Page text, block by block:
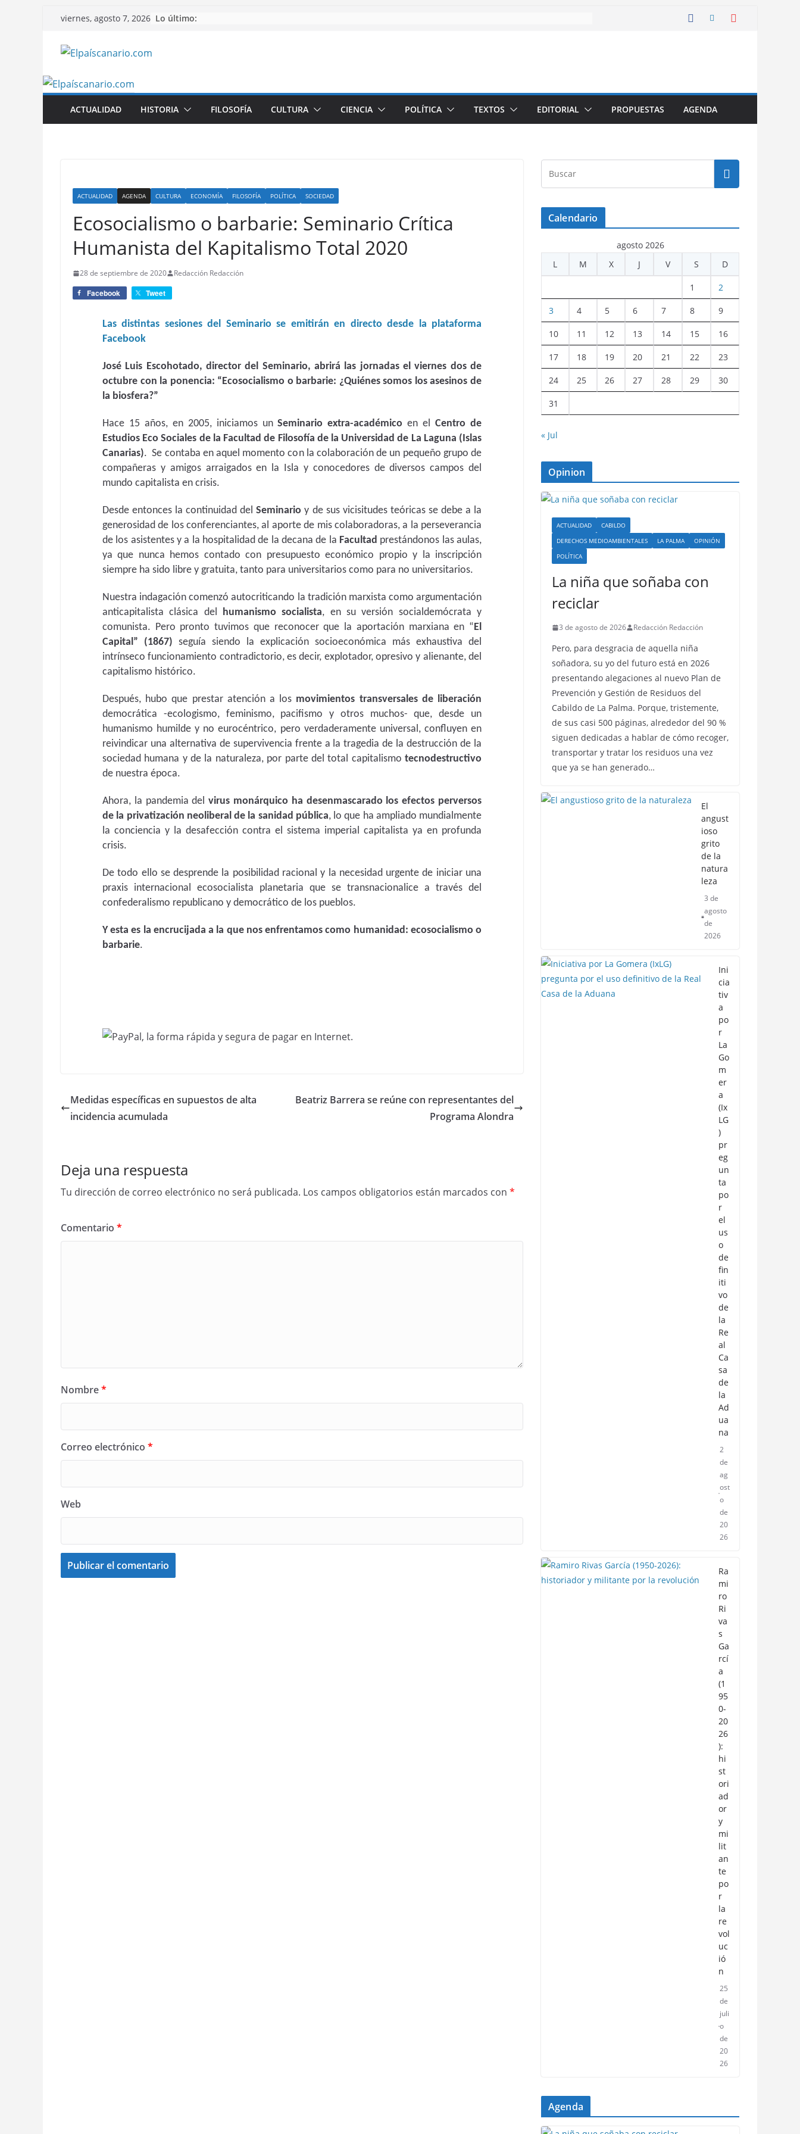
Saltar
contenido
viernes, agosto 7, 2026 Lo último:
ACTUALIDAD HISTORIA FILOSOFÍA CULTURA CIENCIA POLÍTICA TEXTOS EDITORIAL PROPUESTAS AGENDA
ACTUALIDAD AGENDA CULTURA ECONOMÍA FILOSOFÍA POLÍTICA SOCIEDAD
Ecosocialismo o barbarie: Seminario Crítica
Humanista del Kapitalismo Total 2020
28 de septiembre de 2020 Redacción Redacción
Facebook Tweet
Las distintas sesiones del Seminario se emitirán en directo desde la plataforma
Facebook
José Luis Escohotado, director del Seminario, abrirá las jornadas el viernes dos de
octubre con la ponencia: “Ecosocialismo o barbarie: ¿Quiénes somos los asesinos de
la biosfera?”
Hace 15 años, en 2005, iniciamos unSeminario extra-académico en elCentro de
Estudios Eco Sociales de la Facultad de Filosofía de la Universidad de La Laguna (Islas
Canarias). Se contaba en aquel momento con la colaboración de un pequeño grupo de
compañeras y amigos arraigados en la Isla y conocedores de diversos campos del
mundo capitalista en crisis.
Desde entonces la continuidad delSeminario y de sus vicisitudes teóricas se debe a la
generosidad de los conferenciantes, al aporte de mis colaboradoras, a la perseverancia
de los asistentes y a la hospitalidad de la decana de la Facultad prestándonos las aulas,
ya que nunca hemos contado con presupuesto económico propio y la inscripción
siempre ha sido libre y gratuita, tanto para universitarios como para no universitarios.
Nuestra indagación comenzó autocriticando la tradición marxista como argumentación
anticapitalista clásica del humanismo socialista, en su versión socialdemócrata y
comunista. Pero pronto tuvimos que reconocer que la aportación marxiana en “El
Capital”
(1867) seguía siendo la explicación socioeconómica más exhaustiva del
intrínseco funcionamiento contradictorio, es decir, explotador, opresivo y alienante, del
capitalismo histórico.
Después, hubo que prestar atención a los movimientos transversales de liberación
democrática -ecologismo, feminismo, pacifismo y otros muchos- que, desde un
humanismo humilde y no eurocéntrico, pero verdaderamente universal, confluyen en
reivindicar una alternativa de supervivencia frente a la tragedia de la destrucción de la
sociedad humana y de la naturaleza, por parte del total capitalismo tecnodestructivo
de nuestra época.
Ahora, la pandemia delvirus monárquico ha desenmascarado los efectos perversos
de la privatización neoliberal de la sanidad pública, lo que ha ampliado mundialmente
la conciencia y la desafección contra el sistema imperial capitalista ya en profunda
crisis.
De todo ello se desprende la posibilidad racional y la necesidad urgente de iniciar una
praxis internacional ecosocialista planetaria que se transnacionalice a través del
confederalismo republicano y democrático de los pueblos.
Y esta es la encrucijada a la que nos enfrentamos como humanidad: ecosocialismo o
barbarie.
Medidas específicas en supuestos de alta
incidencia acumulada
Beatriz Barrera se reúne con representantes del
Programa Alondra
Deja una respuesta
Tu dirección de correo electrónico no será publicada. Los campos obligatorios están marcados con *
Comentario *
Nombre*
Correo electrónico *
Web
Calendario
agosto 2026
L
M X J V S D
1 2
3 4 5 6 7 8 9
10 11 12 13 14 15 16
17 18 19 20 21 22 23
24 25 26 27 28 29 30
31
« Jul
Opinion
ACTUALIDAD
CABILDO
DERECHOS MEDIOAMBIENTALES
LA PALMA
OPINIÓN
POLÍTICA
La niña que soñaba con
reciclar
3 de agosto de 2026 Redacción Redacción
Pero, para desgracia de aquella niña
soñadora, su yo del futuro está en 2026
presentando alegaciones al nuevo Plan de
Prevención y Gestión de Residuos del
Cabildo de La Palma. Porque, tristemente,
de sus casi 500 páginas, alrededor del 90 %
siguen dedicadas a hablar de cómo recoger,
transportar y tratar los residuos una vez
que ya se han generado…
El
angust
ioso
grito
de la
natura
leza
3 de
agosto
de
2026
Ini
cia
tiv
a
po
r
La
Go
m
er
a
(Ix
LG
)
pr
eg
un
ta
po
r
el
us
o
de
fin
iti
vo
de
la
Re
al
Ca
sa
de
la
Ad
ua
na
2
de
ag
ost
o
de
20
26
Ra
mi
ro
Ri
va
s
Ga
rcí
a
(1
95
0-
20
26
):
hi
st
ori
ad
or
y
mi
lit
an
te
po
r
la
re
vol
uc
ió
n
25
de
juli
o
de
20
26
Agenda